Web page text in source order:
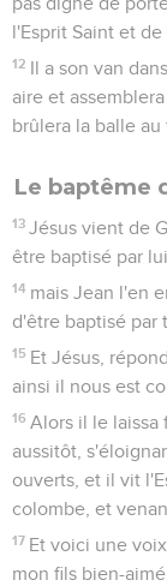
l'Esprit Saint et de
12 Il a son van
aire et
brûlera la balle
Le baptême
13 Jésus vient de
être baptisé par
14 mais Jean l'en
d'être baptisé par
15 Et Jésus,
ainsi il nous est
16 Alors il le laissa
aussitôt,
ouverts, et il vit
colombe, et
17 Et voici une
mon fils bien-